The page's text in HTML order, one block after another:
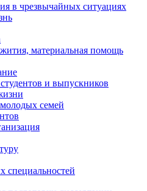
в чрезвычайных ситуациях
материальная помощь
и выпускников
семей
специальностей